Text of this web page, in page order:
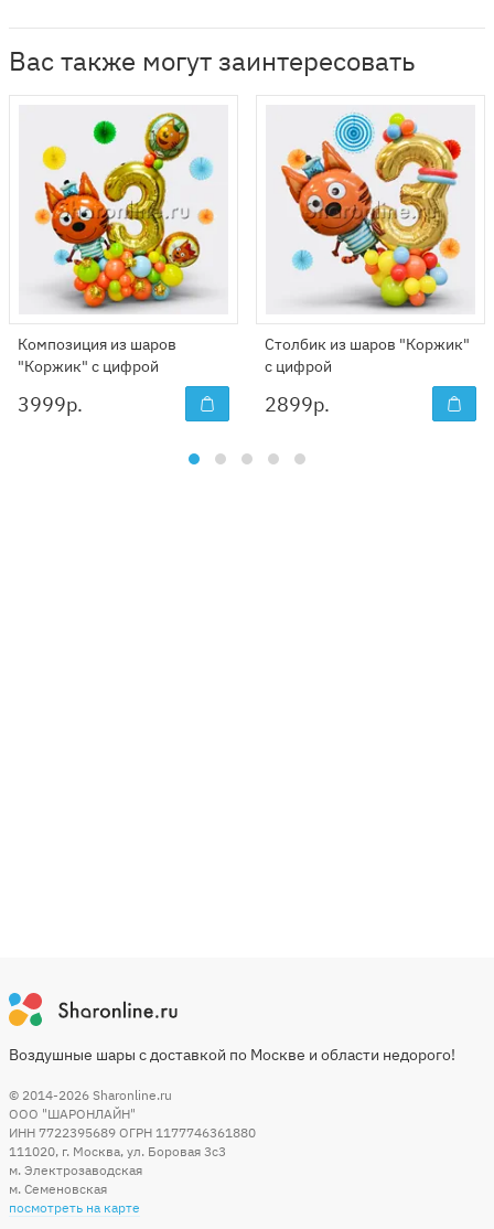
Вас также могут заинтересовать
Композиция из шаров
"Коржик" с цифрой
3999р.
Столбик из шаров "Коржик"
с цифрой
2899р.
Воздушные шары с доставкой по Москве и области недорого!
© 2014-2026 Sharonline.ru
ООО "ШАРОНЛАЙН"
ИНН 7722395689 ОГРН 1177746361880
111020, г. Москва, ул. Боровая 3c3
м. Электрозаводская
м. Семеновская
посмотреть на карте